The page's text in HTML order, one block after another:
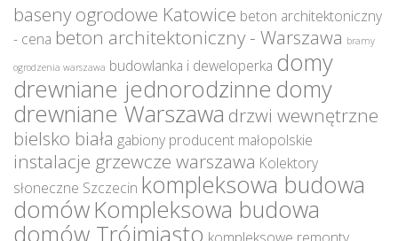
baseny ogrodowe Katowice beton architektoniczny
- cena beton architektoniczny - Warszawa bramy
ogrodzenia warszawa budowlanka i deweloperka domy
drewniane jednorodzinne domy
drewniane Warszawa drzwi wewnętrzne
bielsko biała gabiony producent małopolskie
instalacje grzewcze warszawa Kolektory
słoneczne Szczecin kompleksowa budowa
domówKompleksowa budowa
domów Trójmiasto